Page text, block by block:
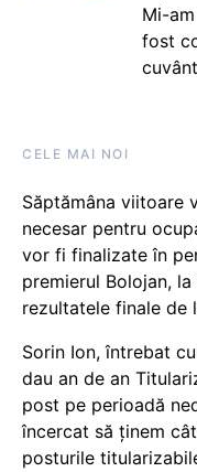
Mi-
fost
CELE MAI NOI
Săptămâna viitoare
necesar pentru
vor fi finalizate în
premierul Bolojan,
rezultatele finale de
Sorin Ion, întrebat
dau an de an
post pe perioadă
încercat să ținem
posturile